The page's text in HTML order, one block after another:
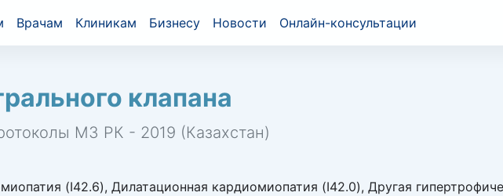
Врачам Клиникам Бизнесу Новости Онлайн-консультации
клапана
МЗ РК - 2019 (Казахстан)
(I42.6), Дилатационная кардиомиопатия (I42.0), Другая